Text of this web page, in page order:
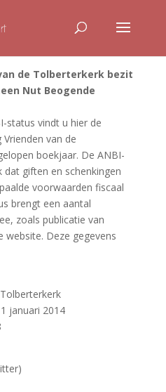
de Tolberterkerk bezit
Nut Beogende
status vindt u hier de
van de
boekjaar. De ANBI-
giften en schenkingen
voorwaarden fiscaal
brengt een aantal
zoals publicatie van
Deze gegevens
januari 2014